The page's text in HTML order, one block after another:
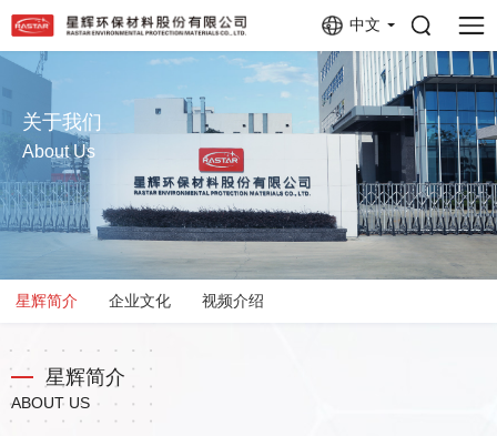
中文
关于我们
About Us
星辉简介 企业文化 视频介绍
星辉简介
ABOUT US